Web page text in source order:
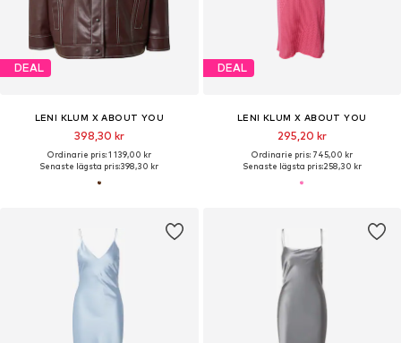
DEAL
LENI KLUM X ABOUT YOU
398,30 kr
Ordinarie pris: 1 139,00 kr
Senaste lägsta pris:398,30 kr
DEAL
LENI KLUM X ABOUT YOU
295,20 kr
Ordinarie pris: 745,00 kr
Senaste lägsta pris:258,30 kr